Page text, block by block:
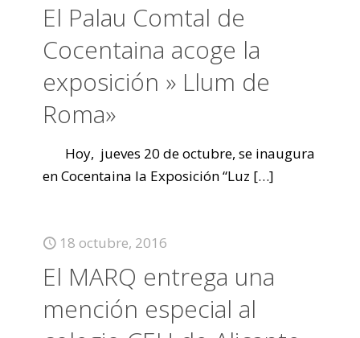
El Palau Comtal de
Cocentaina acoge la
exposición » Llum de
Roma»
Hoy, jueves 20 de octubre, se inaugura
en Cocentaina la Exposición “Luz […]
18 octubre, 2016
El MARQ entrega una
mención especial al